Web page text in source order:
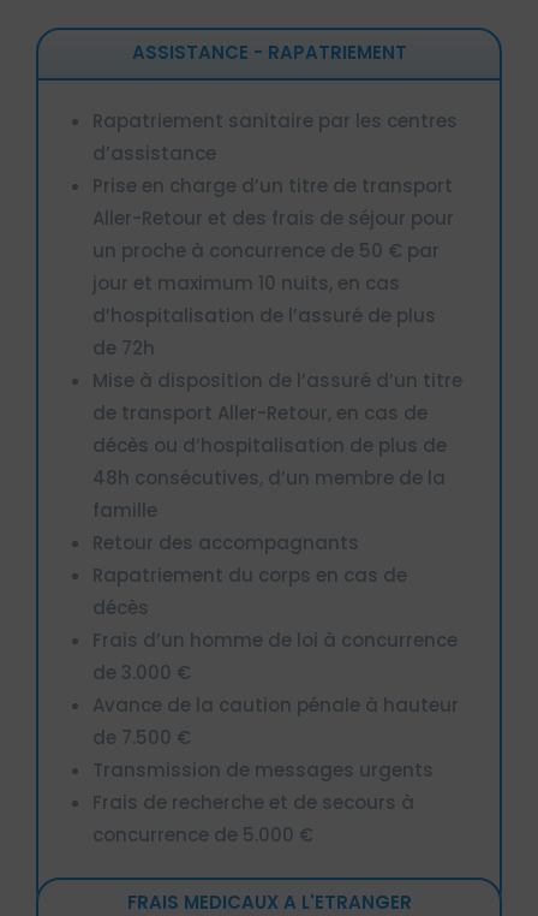
ASSISTANCE - RAPATRIEMENT
Rapatriement sanitaire par les centres
d’assistance
Prise en charge d’un titre de transport
Aller-Retour et des frais de séjour pour
un proche à concurrence de 50 € par
jour et maximum 10 nuits, en cas
d’hospitalisation de l’assuré de plus
de 72h
Mise à disposition de l’assuré d’un titre
de transport Aller-Retour, en cas de
décès ou d’hospitalisation de plus de
48h consécutives, d’un membre de la
famille
Retour des accompagnants
Rapatriement du corps en cas de
décès
Frais d’un homme de loi à concurrence
de 3.000 €
Avance de la caution pénale à hauteur
de 7.500 €
Transmission de messages urgents
Frais de recherche et de secours à
concurrence de 5.000 €
FRAIS MEDICAUX A L'ETRANGER